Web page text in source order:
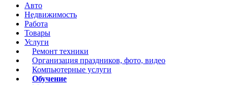
Авто
Недвижимость
Работа
Товары
Услуги
Ремонт техники
Организация праздников, фото, видео
Компьютерные услуги
Обучение